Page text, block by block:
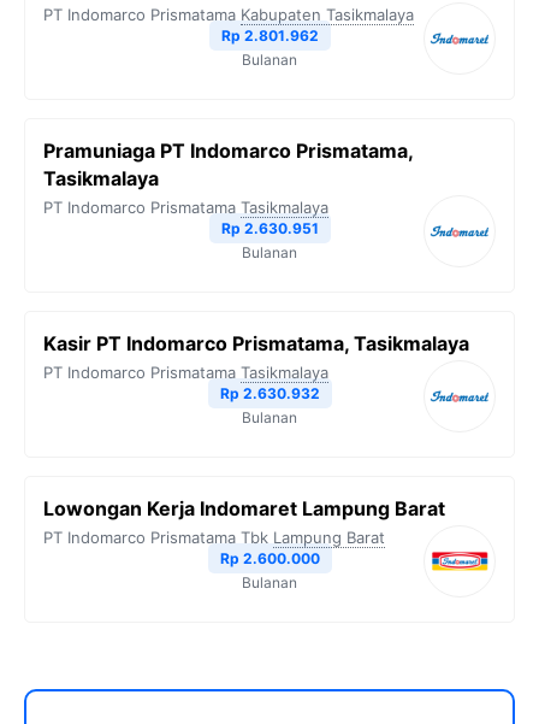
PT Indomarco Prismatama Kabupaten Tasikmalaya
Rp 2.801.962
Bulanan
Pramuniaga PT Indomarco Prismatama,
Tasikmalaya
PT Indomarco Prismatama Tasikmalaya
Rp 2.630.951
Bulanan
Kasir PT Indomarco Prismatama, Tasikmalaya
PT Indomarco Prismatama Tasikmalaya
Rp 2.630.932
Bulanan
Lowongan Kerja Indomaret Lampung Barat
PT Indomarco Prismatama Tbk Lampung Barat
Rp 2.600.000
Bulanan